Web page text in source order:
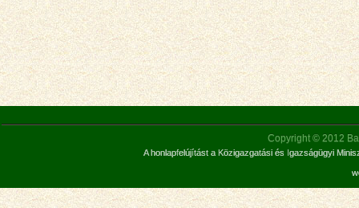
Copyright © 2012
A honlapfelújítást a Közigazgatási és Igazságügyi